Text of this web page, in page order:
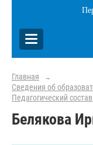
Главная →
Сведения об
Педагогический состав
Белякова